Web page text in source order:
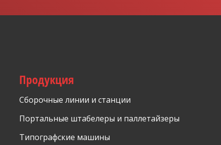
быть
Продукция
Сборочные линии и станции
Портальные штабелеры и паллетайзеры
Типографские машины